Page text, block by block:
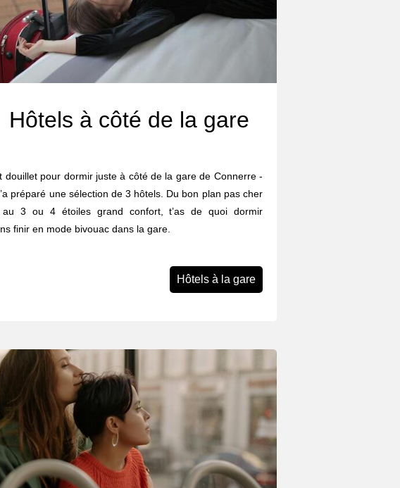
Hôtels à côté de la gare
douillet pour dormir juste à côté de la gare de Connerre -
préparé une sélection de 3 hôtels. Du bon plan pas cher
au 3 ou 4 étoiles grand confort, t’as de quoi dormir
finir en mode bivouac dans la gare.
Hôtels à la gare